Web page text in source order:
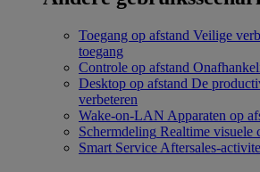
Toegang op afstand Veilige
toegang
Controle op afstand
Desktop op afstand De
verbeteren
Wake-on-LAN Apparaten op
Schermdeling Realtime visuele
Smart Service Aftersales-